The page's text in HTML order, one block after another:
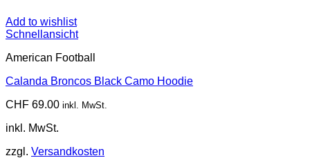
Add to wishlist
Schnellansicht
American Football
Calanda Broncos Black Camo Hoodie
CHF 69.00 inkl. MwSt.
inkl. MwSt.
zzgl. Versandkosten